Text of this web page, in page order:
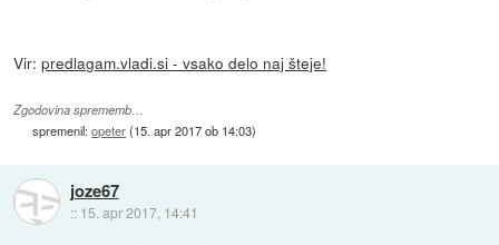
Vir:predlagam.vladi.si - vsako delo naj šteje!
Zgodovina sprememb…
spremenil:opeter(15. apr 2017 ob 14:03)
joze67
:: 15. apr 2017, 14:41